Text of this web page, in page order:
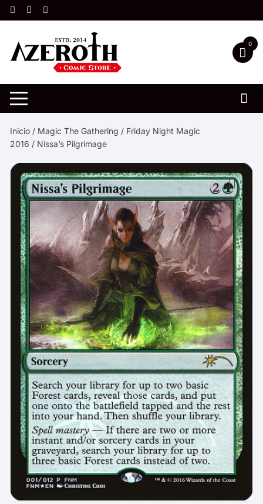
Saltar
al
0
Inicio / Magic The Gathering / Friday Night Magic
2016 / Nissa’s Pilgrimage